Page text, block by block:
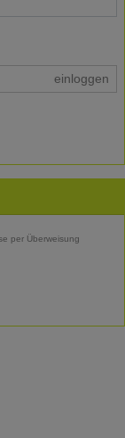
einloggen
per Überweisung